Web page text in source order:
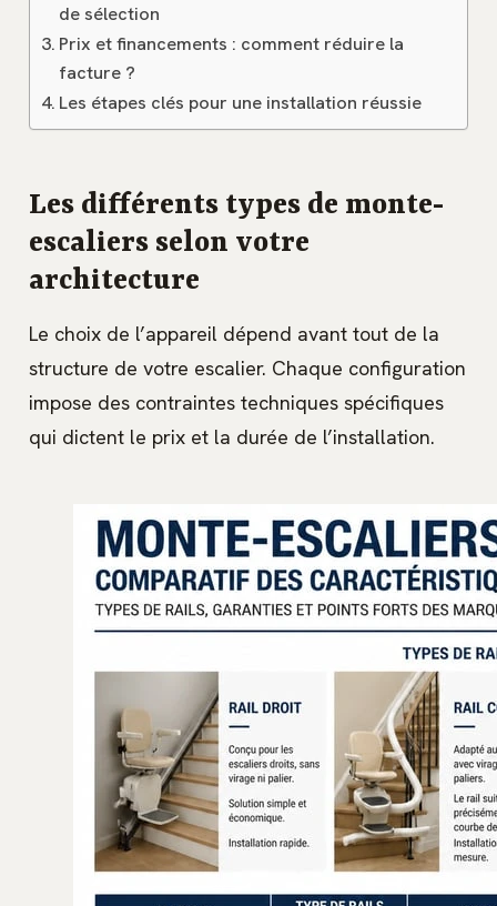
de sélection
Prix et financements : comment réduire la
facture ?
Les étapes clés pour une installation réussie
Les différents types de monte-
escaliers selon votre
architecture
Le choix de l’appareil dépend avant tout de la
structure de votre escalier. Chaque configuration
impose des contraintes techniques spécifiques
qui dictent le prix et la durée de l’installation.